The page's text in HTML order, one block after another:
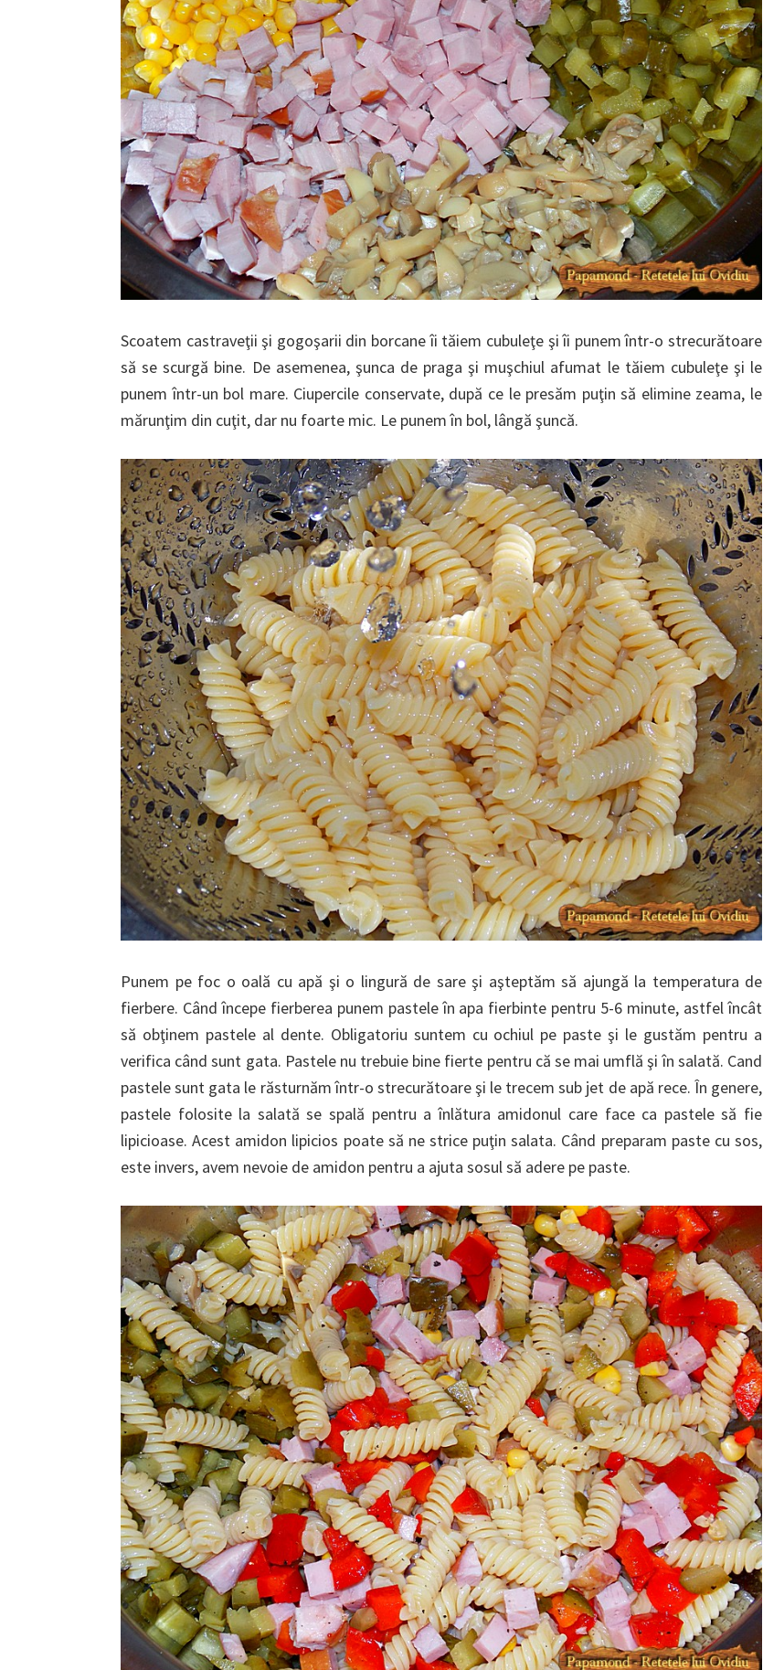
Scoatem castraveţii şi gogoşarii din borcane îi tăiem cubuleţe şi îi punem într-o strecurătoare
să se scurgă bine. De asemenea, şunca de praga şi muşchiul afumat le tăiem cubuleţe şi le
punem într-un bol mare. Ciupercile conservate, după ce le presăm puţin să elimine zeama, le
mărunţim din cuţit, dar nu foarte mic. Le punem în bol, lângă şuncă.
Punem pe foc o oală cu apă şi o lingură de sare şi aşteptăm să ajungă la temperatura de
fierbere. Când începe fierberea punem pastele în apa fierbinte pentru 5-6 minute, astfel încât
să obţinem pastele al dente. Obligatoriu suntem cu ochiul pe paste şi le gustăm pentru a
verifica când sunt gata. Pastele nu trebuie bine fierte pentru că se mai umflă şi în salată. Cand
pastele sunt gata le răsturnăm într-o strecurătoare şi le trecem sub jet de apă rece. În genere,
pastele folosite la salată se spală pentru a înlătura amidonul care face ca pastele să fie
lipicioase. Acest amidon lipicios poate să ne strice puţin salata. Când preparam paste cu sos,
este invers, avem nevoie de amidon pentru a ajuta sosul să adere pe paste.